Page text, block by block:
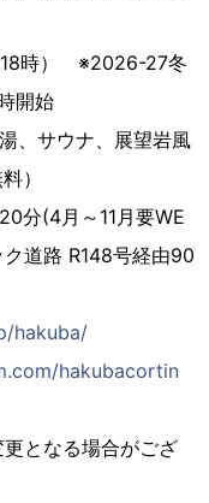
18時） ※2026-27冬
開始
、サウナ、展望岩風
）
分(4月～11月要WE
道路 R148号経由90
hakuba/
hakubacortin
となる場合がござ